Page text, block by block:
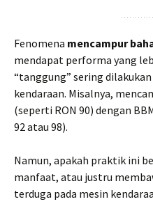
Fenomena mencampur
mendapat performa yang
“tanggung” sering
kendaraan. Misalnya,
(seperti RON 90) dengan
92 atau 98).
Namun, apakah praktik ini
manfaat, atau justru
terduga pada mesin